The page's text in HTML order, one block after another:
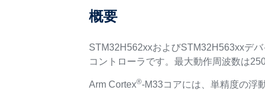
概要
STM32H562xxおよびSTM32H563xxデ
コントローラです。最大動作周波数は
Arm Cortex®-M33コアには、単精度の浮